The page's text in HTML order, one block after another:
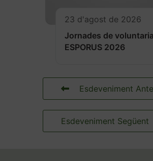
23 d'agost de 2026
Jornades de
ESPORUS 2026
Esdeveniment
Esdeveniment Següent